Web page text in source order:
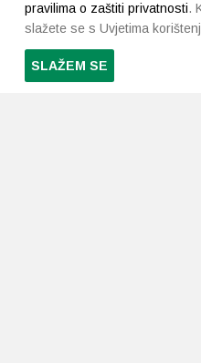
pravilima o zaštiti privatnosti.
slažete se s Uvjetima
SLAŽEM SE